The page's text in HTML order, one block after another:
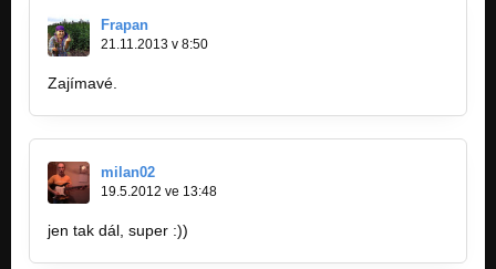
Frapan
21.11.2013 v 8:50
Zajímavé.
milan02
19.5.2012 ve 13:48
jen tak dál, super :))